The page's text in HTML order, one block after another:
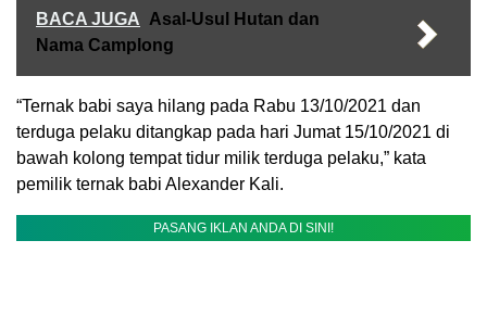
BACA JUGA Asal-Usul Hutan dan
Nama Camplong
“Ternak babi saya hilang pada Rabu 13/10/2021 dan
terduga pelaku ditangkap pada hari Jumat 15/10/2021 di
bawah kolong tempat tidur milik terduga pelaku,” kata
pemilik ternak babi Alexander Kali.
PASANG IKLAN ANDA DI SINI!